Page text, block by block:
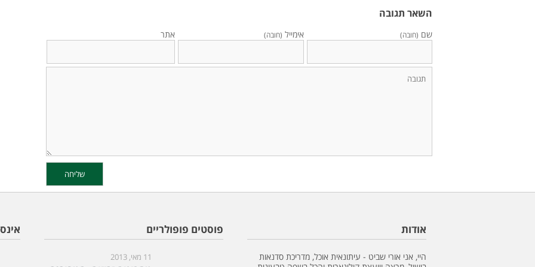
השאר תגובה
שם (חובה) אימייל (חובה) אתר
אודות
היי, אני אורי שביט - עיתונאית אוכל, מדריכת סדנאות
פוסטים פופולריים
11 מאי, 2013